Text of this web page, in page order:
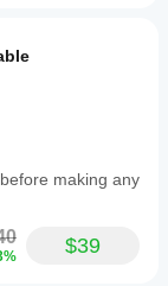
making any
$39